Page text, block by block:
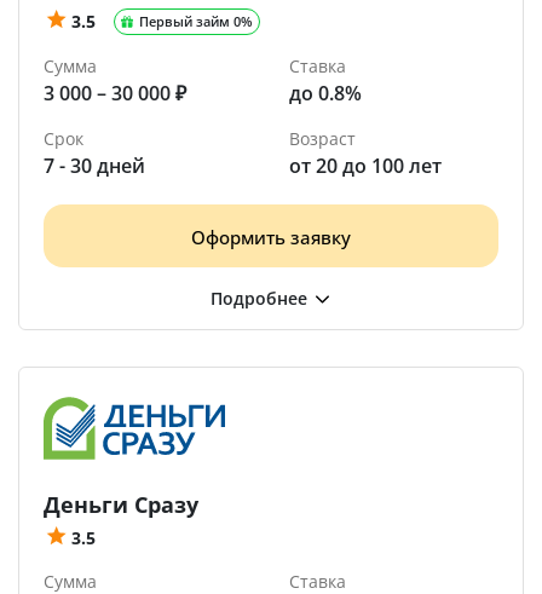
3.5 Первый займ 0%
Сумма
3 000 – 30 000 ₽
Ставка
до 0.8%
Срок
7 - 30 дней
Возраст
от 20 до 100 лет
Оформить заявку
Деньги Сразу
3.5
Сумма
Ставка